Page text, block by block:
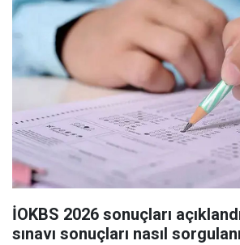
İOKBS 2026 sonuçları
sınavı sonuçları nasıl